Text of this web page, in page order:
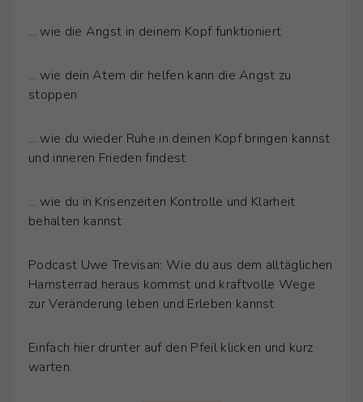
... wie die Angst in deinem Kopf funktioniert
... wie dein Atem dir helfen kann die Angst zu
stoppen
... wie du wieder Ruhe in deinen Kopf bringen kannst
und inneren Frieden findest
... wie du in Krisenzeiten Kontrolle und Klarheit
behalten kannst
Podcast Uwe Trevisan: Wie du aus dem alltäglichen
Hamsterrad heraus kommst und kraftvolle Wege
zur Veränderung leben und Erleben kannst
Einfach hier drunter auf den Pfeil klicken und kurz
warten.